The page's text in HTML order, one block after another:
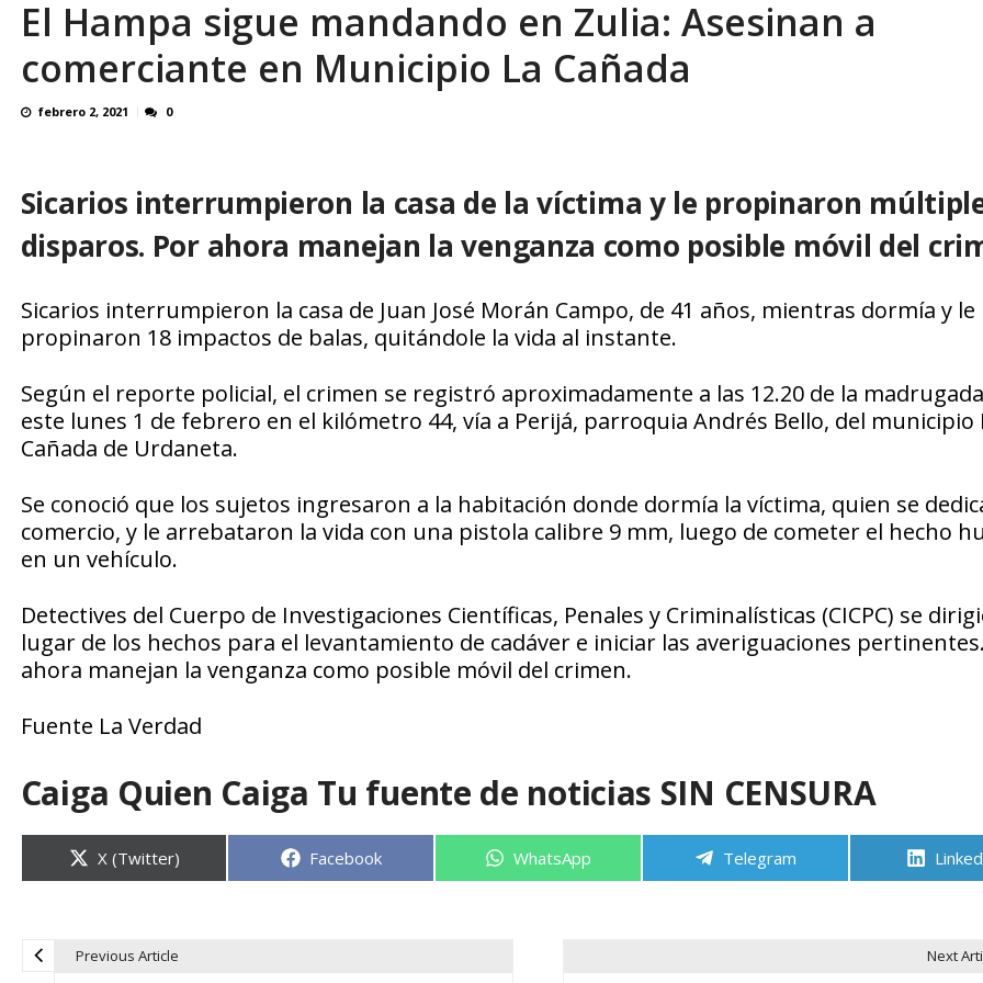
El último que apague la luz: 17 años de excusas, apagones y promesas incumplidas... AGOSTO 6, 2026
El Hampa sigue mandando en Zulia: Asesinan a
comerciante en Municipio La Cañada
febrero 2, 2021 0
Sicarios interrumpieron la casa de la víctima y le propinaron
disparos. Por ahora manejan la venganza como posible móvil del
Sicarios interrumpieron la casa de Juan José Morán Campo, de 41 años, mientras dormía y le
propinaron 18 impactos de balas, quitándole la vida al instante.
Según el reporte policial, el crimen se registró aproximadamente a las 12.20 de la
este lunes 1 de febrero en el kilómetro 44, vía a Perijá, parroquia Andrés Bello, del municipio
Cañada de Urdaneta.
Se conoció que los sujetos ingresaron a la habitación donde dormía la víctima, quien se
comercio, y le arrebataron la vida con una pistola calibre 9 mm, luego de cometer el hecho
en un vehículo.
Detectives del Cuerpo de Investigaciones Científicas, Penales y Criminalísticas (CICPC) se
lugar de los hechos para el levantamiento de cadáver e iniciar las averiguaciones
ahora manejan la venganza como posible móvil del crimen.
Fuente La Verdad
Caiga Quien Caiga Tu fuente de noticias SIN CENSURA
Compartir
en
X (Twitter) Compartir
Facebook Compartir
WhatsApp Compartir
Telegram
Previous Article Next